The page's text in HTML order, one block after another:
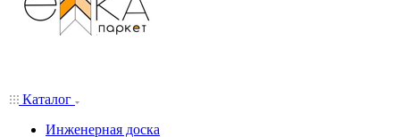
Каталог
Инженерная доска